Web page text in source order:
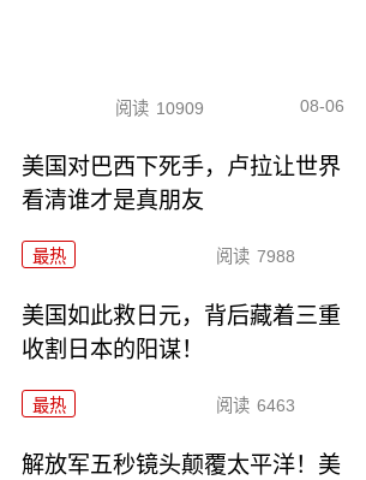
阅读 10909 08-06
美国对巴西下死手，卢拉让世界
看清谁才是真朋友
最热 阅读 7988
美国如此救日元，背后藏着三重
收割日本的阳谋！
最热 阅读 6463
解放军五秒镜头颠覆太平洋！美